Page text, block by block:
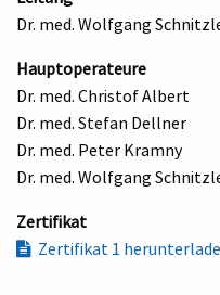
Dr. med. Wolfgang
Hauptoperateure
Dr. med. Christof Albert
Dr. med. Stefan Dellner
Dr. med. Peter Kramny
Dr. med. Wolfgang
Zertifikat
Zertifikat 1